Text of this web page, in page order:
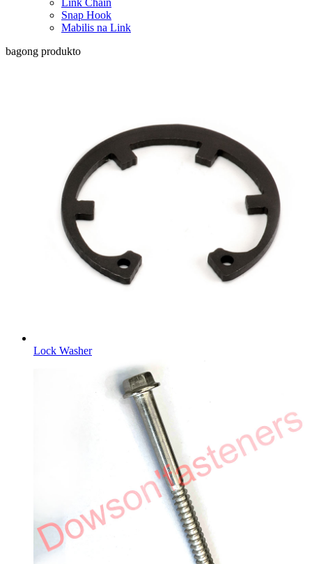
Snap Hook
Mabilis na Link
bagong produkto
Lock Washer